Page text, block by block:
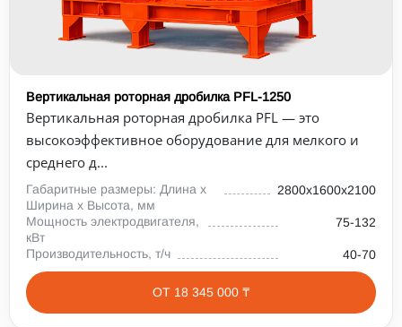
Вертикальная роторная дробилка PFL-1250
Вертикальная роторная дробилка PFL — это
высокоэффективное оборудование для мелкого и
среднего д...
Габаритные размеры: Длина х
Ширина х Высота, мм
2800х1600х2100
Мощность электродвигателя,
кВт
75-132
Производительность, т/ч 40-70
ОТ 18 345 000 ₸